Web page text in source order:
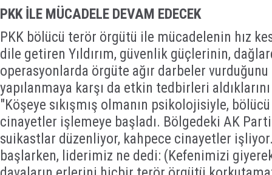
PKK İLE MÜCADELE DEVAM EDECEK
PKK bölücü terör örgütü ile mücadelenin hız
dile getiren Yıldırım, güvenlik güçlerinin,
operasyonlarda örgüte ağır darbeler
yapılanmaya karşı da etkin tedbirleri aldıklarını
"Köşeye sıkışmış olmanın psikolojisiyle,
cinayetler işlemeye başladı. Bölgedeki AK
suikastlar düzenliyor, kahpece cinayetler
başlarken, liderimiz ne dedi: (Kefenimizi